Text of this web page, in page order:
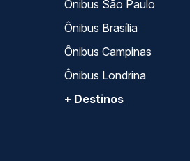
Ônibus São Paulo
Ônibus Brasília
Ônibus Campinas
Ônibus Londrina
+ Destinos